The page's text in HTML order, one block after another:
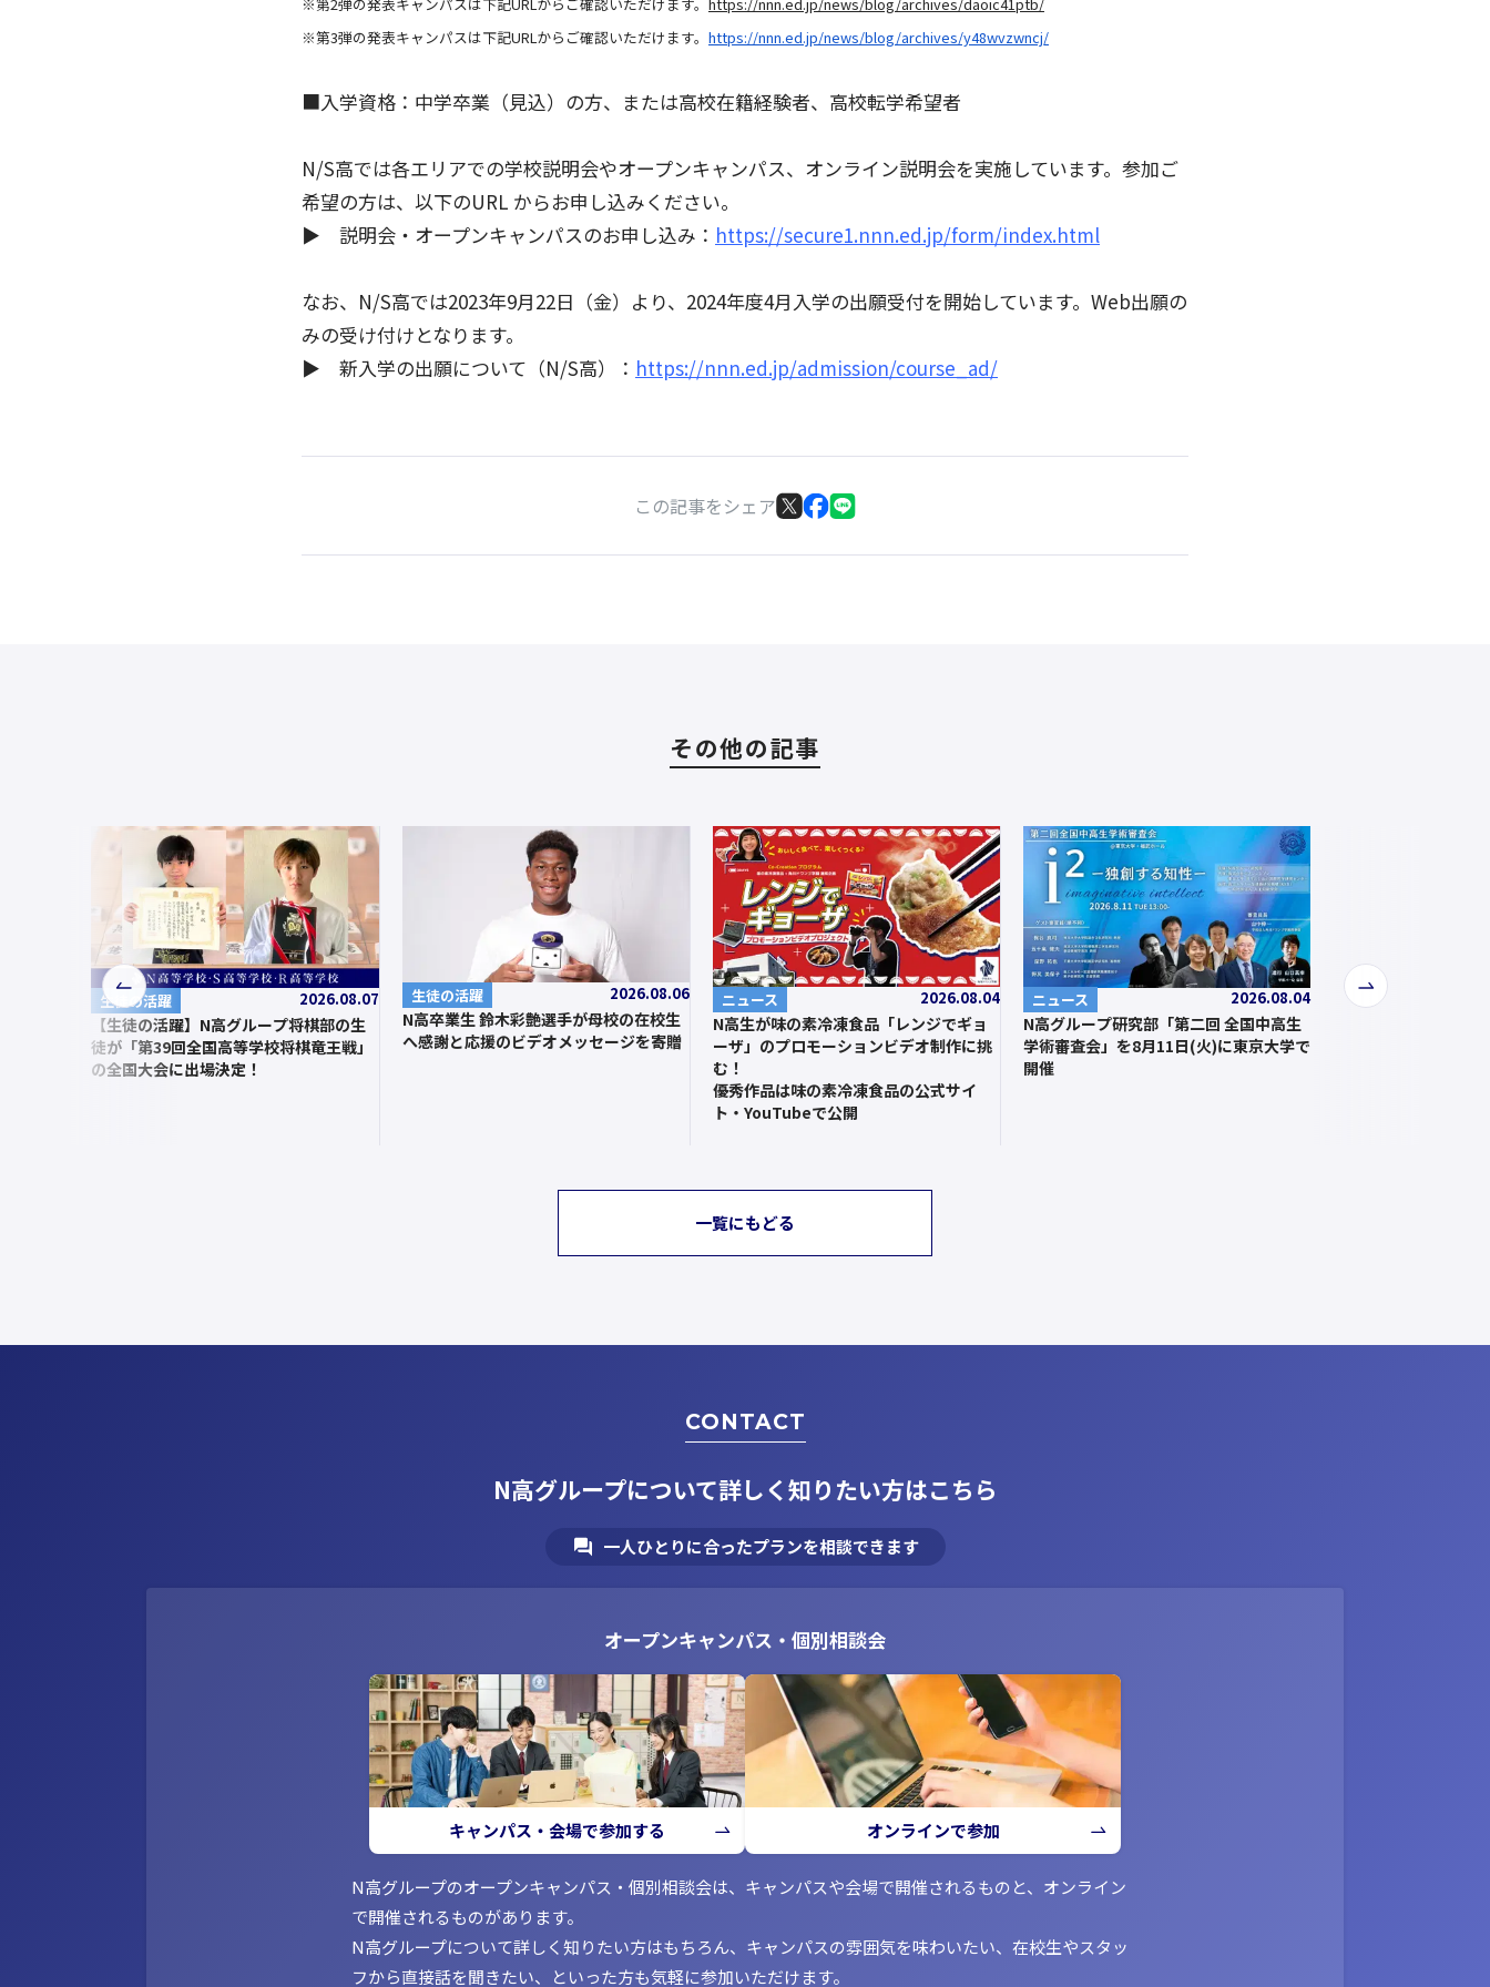
※第3弾の発表キャンパスは下記URLからご確認いただけます。 https://nnn.ed.jp/news/blog/archives/y48wvzwncj/
■入学資格：中学卒業（見込）の方、または高校在籍経験者、高校転学希望者
N/S高では各エリアでの学校説明会やオープンキャンパス、オンライン説明会を実施しています。参加ご
希望の方は、以下のURL からお申し込みください。
▶ 説明会・オープンキャンパスのお申し込み： https://secure1.nnn.ed.jp/form/index.html
なお、N/S高では2023年9月22日（金）より、2024年度4月入学の出願受付を開始しています。Web出願の
みの受け付けとなります。
▶ 新入学の出願について（N/S高）： https://nnn.ed.jp/admission/course_ad/
この記事をシェア
その他の記事
前
へ
生徒の活躍 2026.08.07
【生徒の活躍】N高グループ将棋部の生
徒が「第39回全国高等学校将棋竜王戦」
の全国大会に出場決定！
生徒の活躍 2026.08.06
N高卒業生 鈴木彩艶選手が母校の在校生
へ感謝と応援のビデオメッセージを寄贈
ニュース 2026.08.04
N高生が味の素冷凍食品「レンジでギョ
ーザ」のプロモーションビデオ制作に挑
む！
優秀作品は味の素冷凍食品の公式サイ
ト・YouTubeで公開
ニュース 2026.08.04
N高グループ研究部「第二回 全国中高生
学術審査会」を8月11日(火)に東京大学で
開催
次
一覧にもどる
CONTACT
N高グループについて詳しく知りたい方はこちら
一人ひとりに合ったプランを相談できます
オープンキャンパス・個別相談会
キャンパス・会場で参加する オンラインで参加
N高グループのオープンキャンパス・個別相談会は、キャンパスや会場で開催されるものと、オンライン
で開催されるものがあります。
N高グループについて詳しく知りたい方はもちろん、キャンパスの雰囲気を味わいたい、在校生やスタッ
フから直接話を聞きたい、といった方も気軽に参加いただけます。